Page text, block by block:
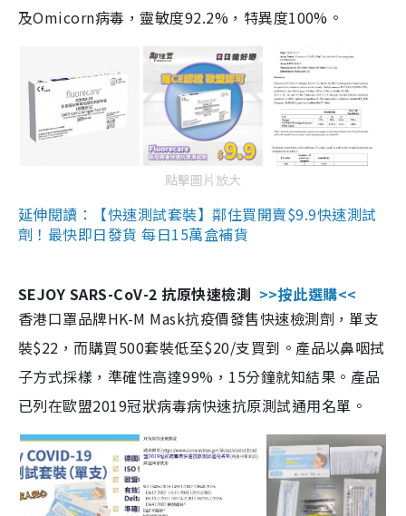
及Omicorn病毒，靈敏度92.2%，特異度100%。
點擊圖片放大
延伸閱讀：【快速測試套裝】鄰住買開賣$9.9快速測試
劑！最快即日發貨 每日15萬盒補貨
SEJOY SARS-CoV-2 抗原快速檢測 >>按此選購<<
香港口罩品牌HK-M Mask抗疫價發售快速檢測劑，單支
裝$22，而購買500套裝低至$20/支買到。產品以鼻咽拭
子方式採樣，準確性高達99%，15分鐘就知結果。產品
已列在歐盟2019冠狀病毒病快速抗原測試通用名單。